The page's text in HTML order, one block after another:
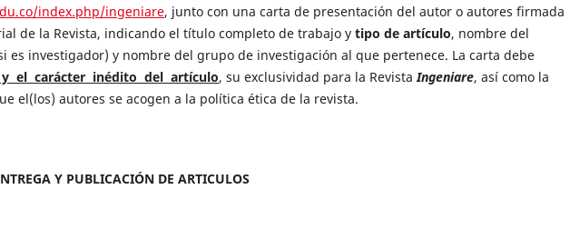
index.php/ingeniare, junto con una carta de presentación del autor o autores firmada
de la Revista, indicando el título completo de trabajo y tipo de artículo, nombre del
es investigador) y nombre del grupo de investigación al que pertenece. La carta debe
el carácter inédito del artículo, su exclusividad para la RevistaIngeniare, así como la
el(los) autores se acogen a la política ética de la revista.
Y PUBLICACIÓN DE ARTICULOS